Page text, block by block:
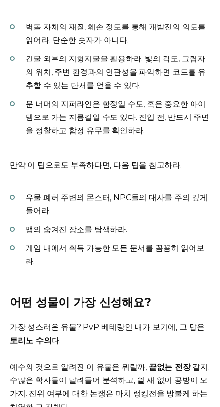
벽돌 자체의 재질, 훼손 정도를 통해 개발진의 의도를
읽어라. 단순한 숫자가 아니다.
건물 외부의 지형지물을 활용하라. 빛의 각도, 그림자
의 위치, 주변 환경과의 연관성을 파악하면 코드를 유
추할 수 있는 단서를 얻을 수 있다.
문 너머의 지퍼라인은 함정일 수도, 혹은 중요한 아이
템으로 가는 지름길일 수도 있다. 진입 전, 반드시 주변
을 정찰하고 함정 유무를 확인하라.
만약 이 팁으로도 부족하다면, 다음 팁을 참고하라.
유물 폐허 주변의 몬스터, NPC들의 대사를 주의 깊게
들어라.
맵의 숨겨진 장소를 탐색하라.
게임 내에서 획득 가능한 모든 문서를 꼼꼼히 읽어보
라.
어떤 성물이 가장 신성해요?
가장 성스러운 유물? PvP 베테랑인 내가 보기에, 그 답은
토리노 수의 다.
예수의 것으로 알려진 이 유물은 뭐랄까, 끝없는 전장같지.
수많은 학자들이 달려들어 분석하고, 쉴 새 없이 공방이 오
가지. 진위 여부에 대한 논쟁은 마치 랭킹전을 방불케 하는